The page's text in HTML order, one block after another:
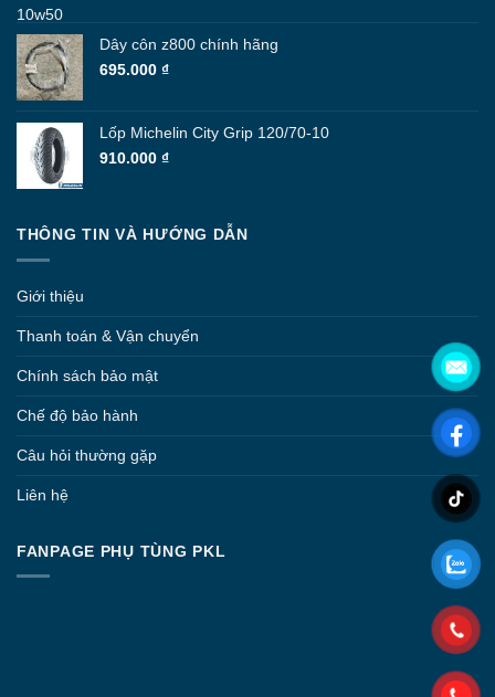
Dây côn z800 chính hãng
695.000 ₫
Lốp Michelin City Grip 120/70-10
910.000 ₫
THÔNG TIN VÀ HƯỚNG DẪN
Giới thiệu
Thanh toán & Vận chuyển
Chính sách bảo mật
Chế độ bảo hành
Câu hỏi thường gặp
Liên hệ
FANPAGE PHỤ TÙNG PKL